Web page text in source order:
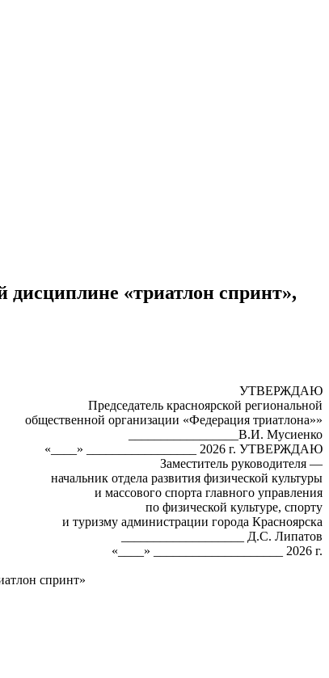
дисциплине «триатлон спринт»,
УТВЕРЖДАЮ
Председатель красноярской региональной
общественной организации «Федерация триатлона»»
_________________В.И. Мусиенко
«____» _________________ 2026 г. УТВЕРЖДАЮ
Заместитель руководителя —
начальник отдела развития физической культуры
и массового спорта главного управления
по физической культуре, спорту
и туризму администрации города Красноярска
___________________ Д.С. Липатов
«____» ____________________ 2026 г.
спринт»